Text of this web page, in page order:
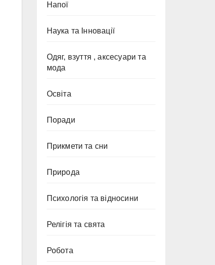
Напої
Наука та Інновації
Одяг, взуття , аксесуари та
мода
Освіта
Поради
Прикмети та сни
Природа
Психологія та відносини
Релігія та свята
Робота